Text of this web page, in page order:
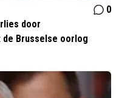
0
door
Brusselse oorlog